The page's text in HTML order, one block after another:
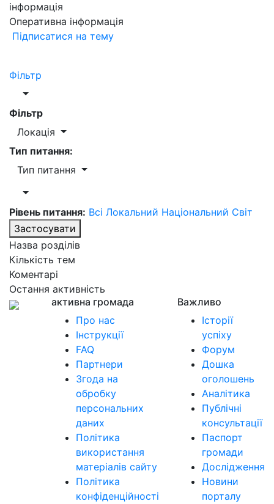
інформація
Оперативна інформація
Підписатися на тему
Фільтр
Фільтр
Локація
Тип питання:
Тип питання
Рівень питання: Всі Локальний Національний Світ
Застосувати
Назва розділів
Кількість тем
Коментарі
Остання активність
активна громада
Про нас
Інструкції
FAQ
Партнери
Згода на
обробку
персональних
даних
Політика
використання
матеріалів сайту
Політика
конфіденційності
Важливо
Історії
успіху
Форум
Дошка
оголошень
Аналітика
Публічні
консультації
Паспорт
громади
Дослідження
Новини
порталу